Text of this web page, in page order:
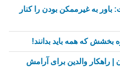
به غیرممکن بودن را کنار
بخشش که همه باید بدانند!
| راهکار والدین برای آرامش